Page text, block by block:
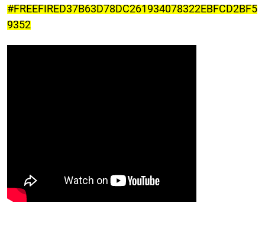
#FREEFIRED37B63D78DC261934078322EBFCD2BF5
9352